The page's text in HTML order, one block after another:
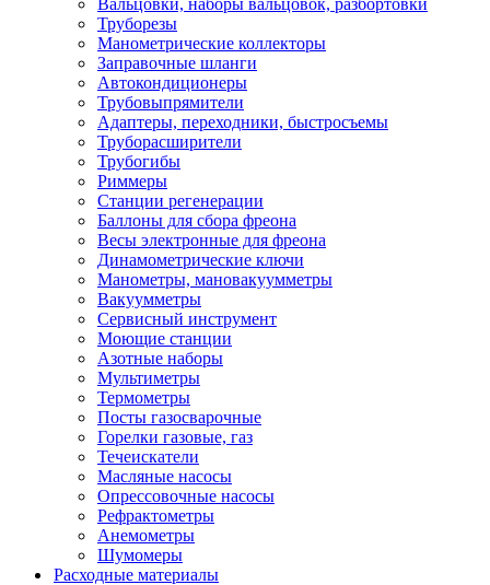
Вальцовки, наборы вальцовок, разбортовки
Труборезы
Манометрические коллекторы
Заправочные шланги
Автокондиционеры
Трубовыпрямители
Адаптеры, переходники, быстросъемы
Труборасширители
Трубогибы
Риммеры
Станции регенерации
Баллоны для сбора фреона
Весы электронные для фреона
Динамометрические ключи
Манометры, мановакуумметры
Вакуумметры
Сервисный инструмент
Моющие станции
Азотные наборы
Мультиметры
Термометры
Посты газосварочные
Горелки газовые, газ
Течеискатели
Масляные насосы
Опрессовочные насосы
Рефрактометры
Анемометры
Шумомеры
Расходные материалы